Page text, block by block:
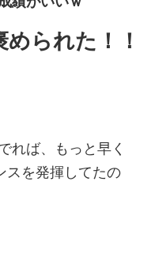
られた！！
れば、もっと早く
スを発揮してたの